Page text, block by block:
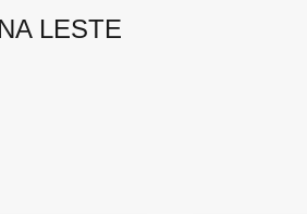
LESTE